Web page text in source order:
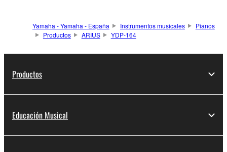
Yamaha - Yamaha - España Instrumentos musicales
Pianos
Productos
ARIUS YDP-164
Productos
Educación Musical